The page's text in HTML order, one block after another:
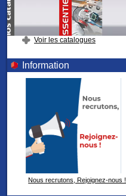
Voir les catalogues
Information
Nous recrutons, Rejoignez-nous !